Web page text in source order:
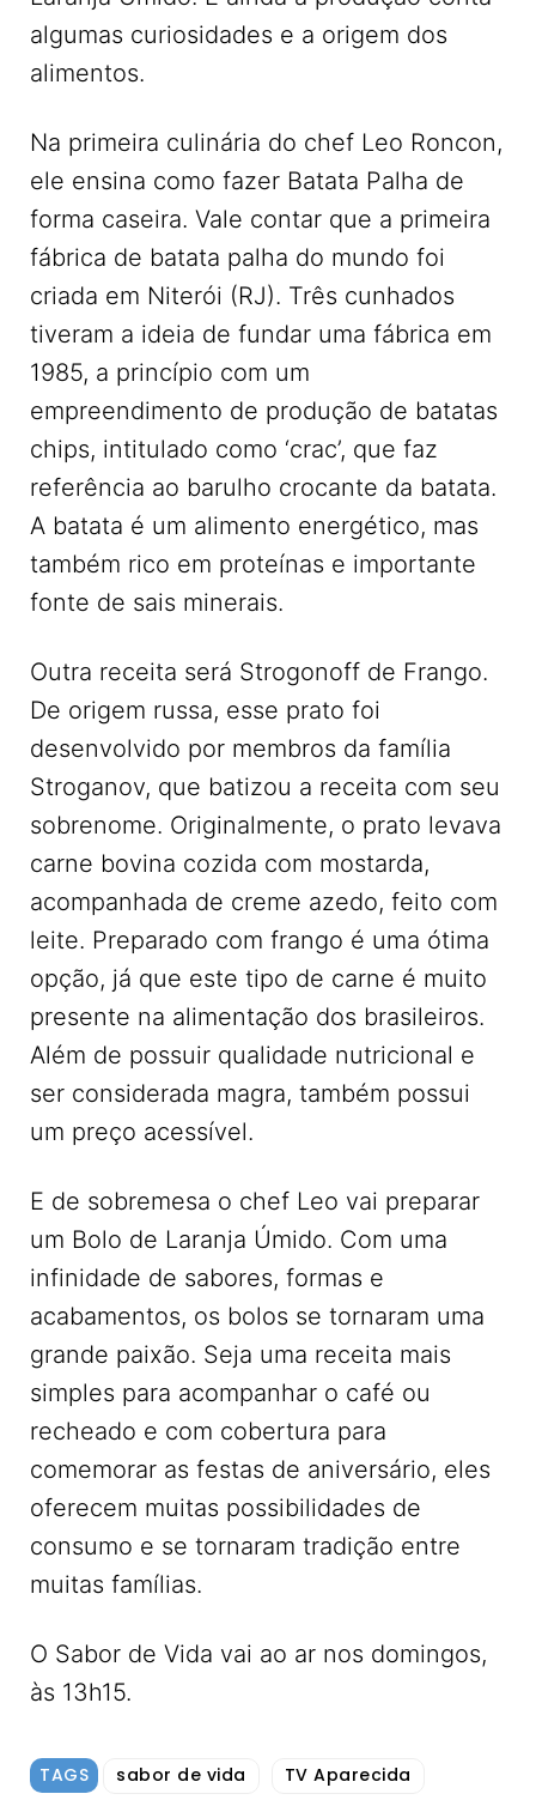
algumas curiosidades e a origem dos
alimentos.
Na primeira culinária do chef Leo Roncon,
ele ensina como fazer Batata Palha de
forma caseira. Vale contar que a primeira
fábrica de batata palha do mundo foi
criada em Niterói (RJ). Três cunhados
tiveram a ideia de fundar uma fábrica em
1985, a princípio com um
empreendimento de produção de batatas
chips, intitulado como ‘crac’, que faz
referência ao barulho crocante da batata.
A batata é um alimento energético, mas
também rico em proteínas e importante
fonte de sais minerais.
Outra receita será Strogonoff de Frango.
De origem russa, esse prato foi
desenvolvido por membros da família
Stroganov, que batizou a receita com seu
sobrenome. Originalmente, o prato levava
carne bovina cozida com mostarda,
acompanhada de creme azedo, feito com
leite. Preparado com frango é uma ótima
opção, já que este tipo de carne é muito
presente na alimentação dos brasileiros.
Além de possuir qualidade nutricional e
ser considerada magra, também possui
um preço acessível.
E de sobremesa o chef Leo vai preparar
um Bolo de Laranja Úmido. Com uma
infinidade de sabores, formas e
acabamentos, os bolos se tornaram uma
grande paixão. Seja uma receita mais
simples para acompanhar o café ou
recheado e com cobertura para
comemorar as festas de aniversário, eles
oferecem muitas possibilidades de
consumo e se tornaram tradição entre
muitas famílias.
O Sabor de Vida vai ao ar nos domingos,
às 13h15.
TAGS sabor de vida TV Aparecida